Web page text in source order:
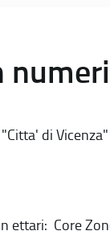
numeri
di
ettari: Core